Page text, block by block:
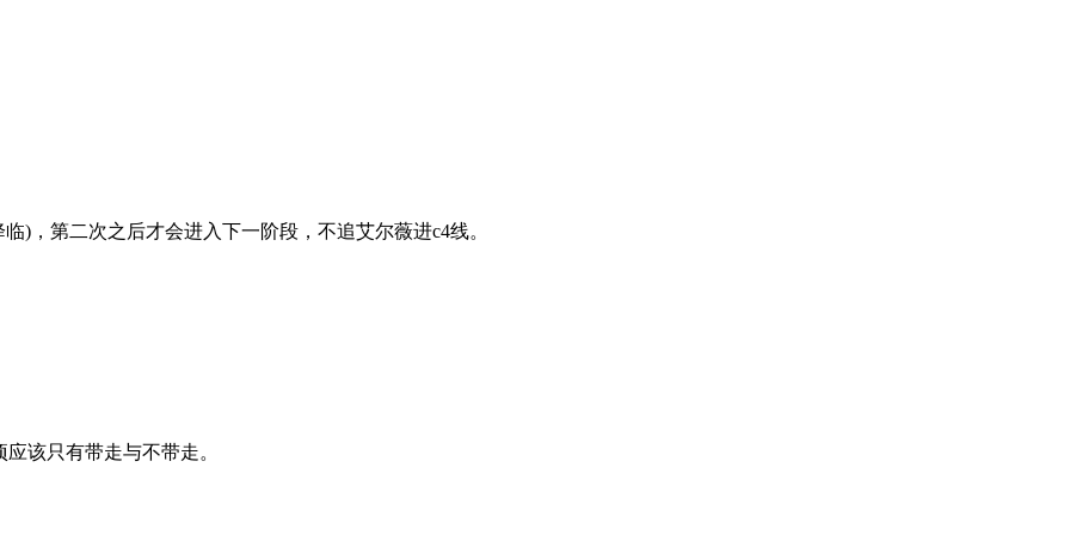
)，第二次之后才会进入下一阶段，不追艾尔薇进c4线。
该只有带走与不带走。